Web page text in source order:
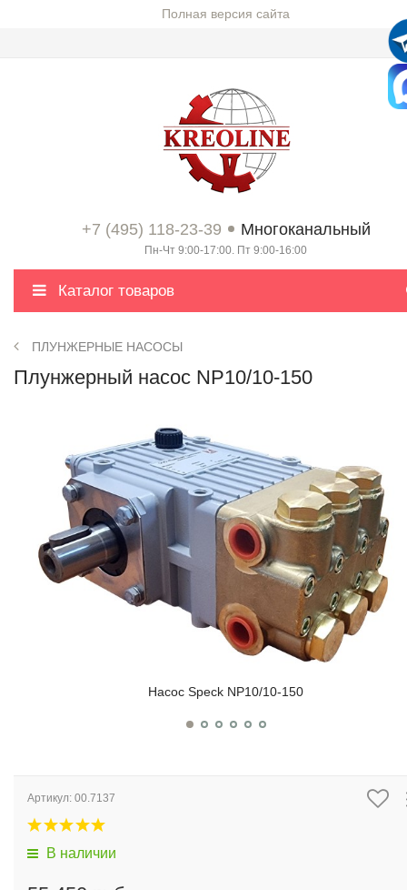
Полная версия сайта
+7 (495) 118-23-39 Многоканальный
Пн-Чт 9:00-17:00. Пт 9:00-16:00
Каталог товаров
ПЛУНЖЕРНЫЕ НАСОСЫ
Плунжерный насос NP10/10-150
Насос Speck NP10/10-150
Артикул: 00.7137
В наличии